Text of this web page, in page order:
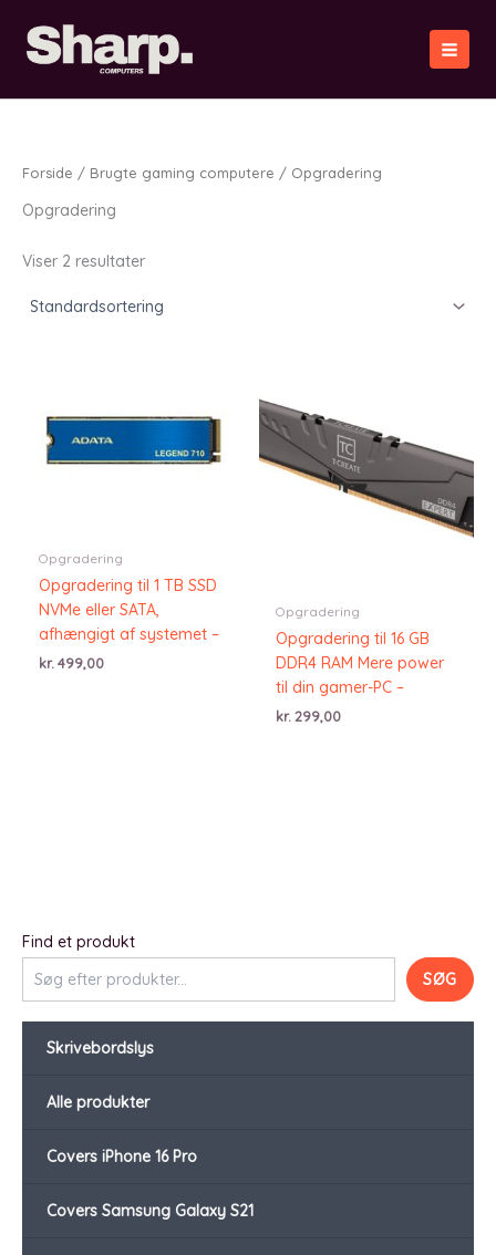
indholdet
Find et produkt
SØG
Skrivebordslys
Alle produkter
Covers iPhone 16 Pro
Covers Samsung Galaxy S21
Forside / Brugte gaming computere / Opgradering
Opgradering
Viser 2 resultater
Opgradering
Opgradering til 1 TB SSD
NVMe eller SATA,
afhængigt af systemet –
kr. 499,00
Opgradering
Opgradering til 16 GB
DDR4 RAM Mere power
til din gamer-PC –
kr. 299,00